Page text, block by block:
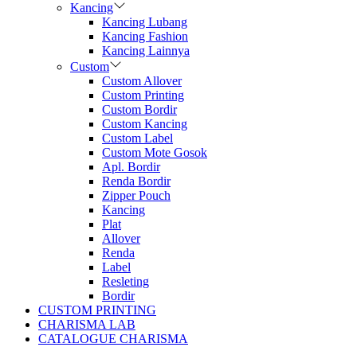
Kancing
Kancing Lubang
Kancing Fashion
Kancing Lainnya
Custom
Custom Allover
Custom Printing
Custom Bordir
Custom Kancing
Custom Label
Custom Mote Gosok
Apl. Bordir
Renda Bordir
Zipper Pouch
Kancing
Plat
Allover
Renda
Label
Resleting
Bordir
CUSTOM PRINTING
CHARISMA LAB
CATALOGUE CHARISMA